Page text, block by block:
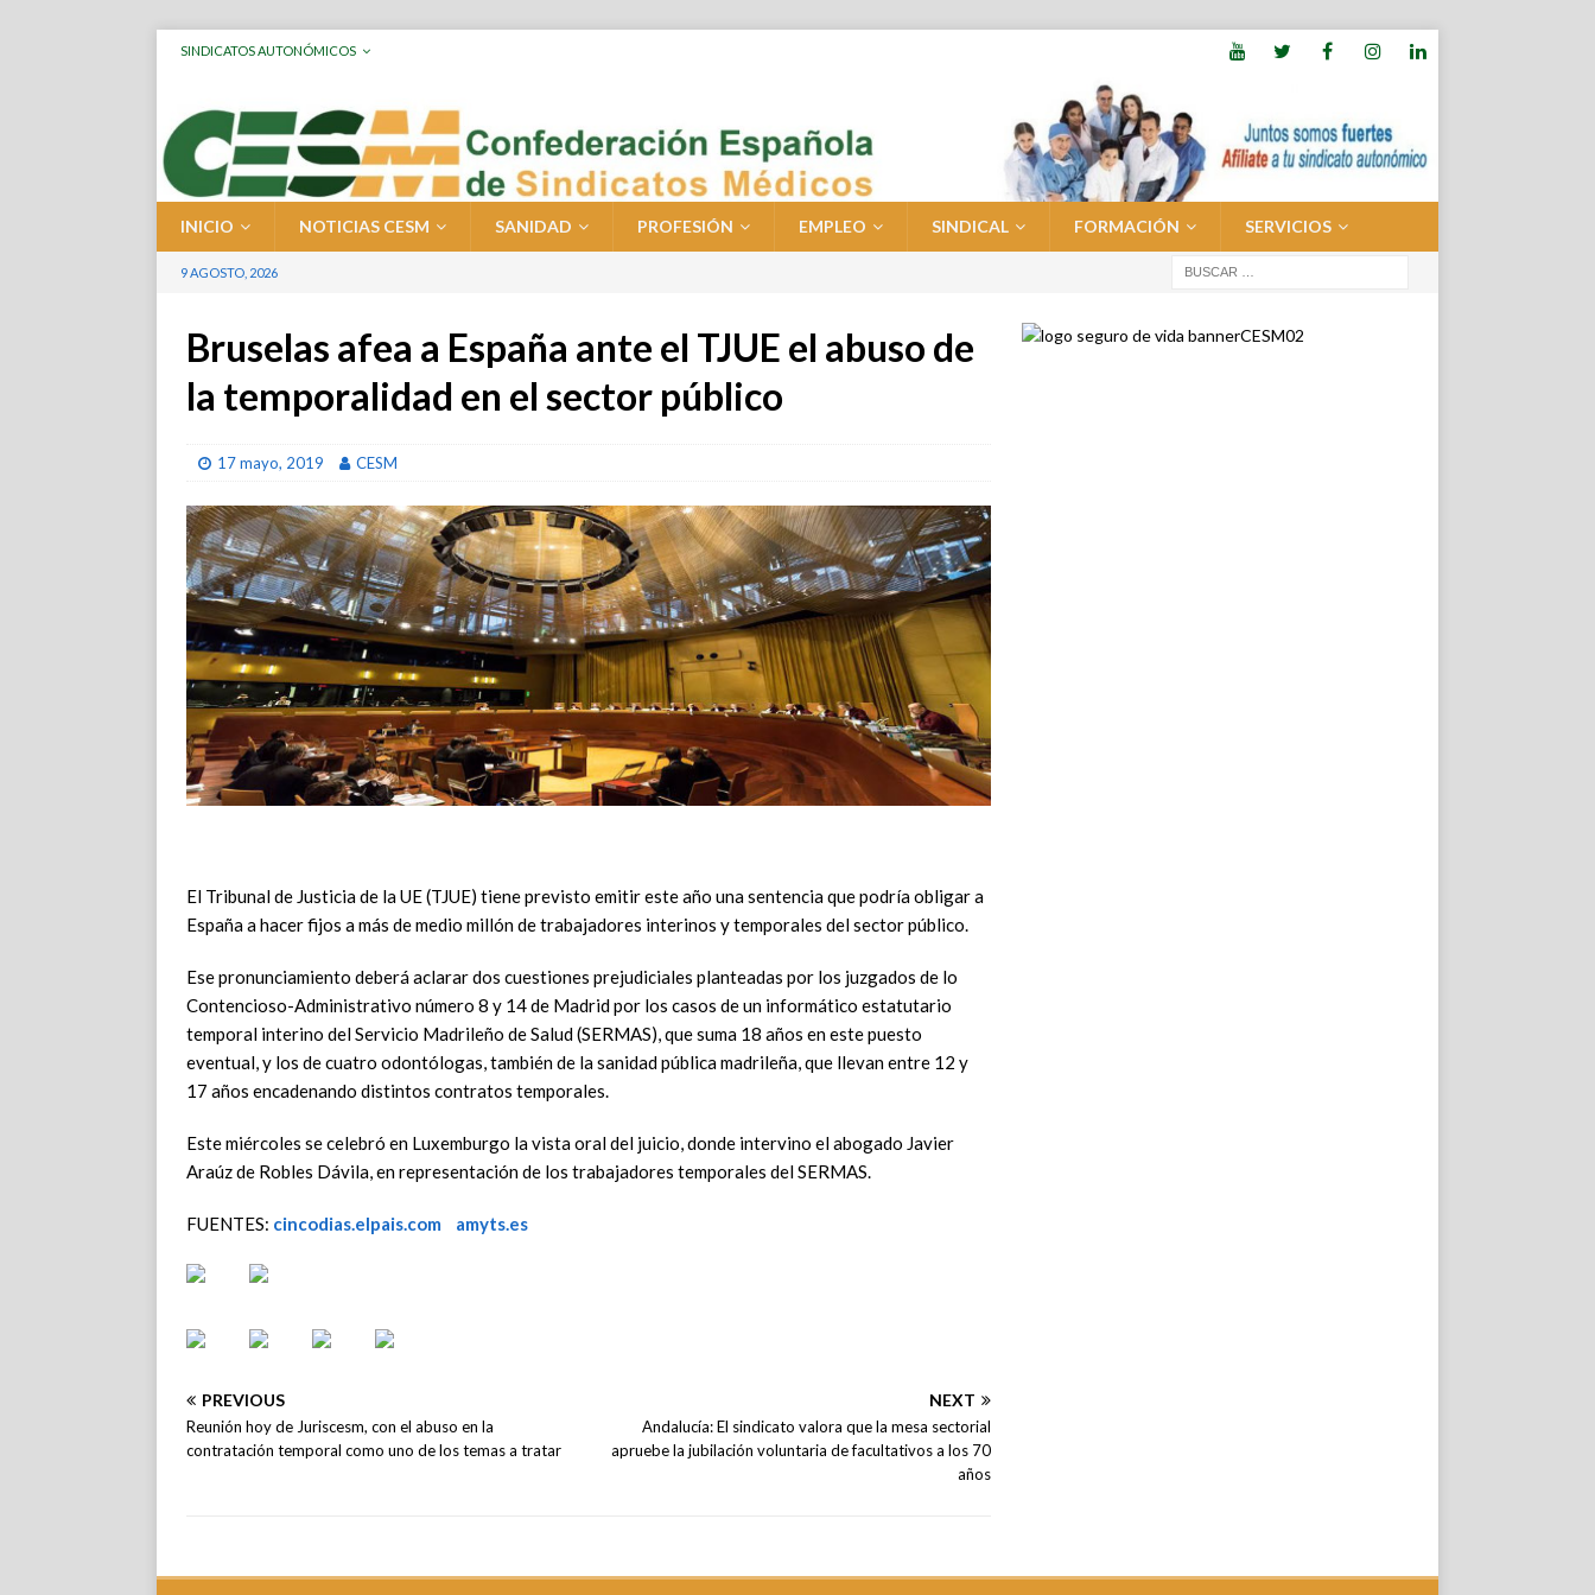
SINDICATOS AUTONÓMICOS
INICIO NOTICIAS CESM SANIDAD PROFESIÓN EMPLEO SINDICAL FORMACIÓN SERVICIOS
9 AGOSTO, 2026
Bruselas afea a España ante el TJUE el abuso de
la temporalidad en el sector público
17 mayo, 2019 CESM
El Tribunal de Justicia de la UE (TJUE) tiene previsto emitir este año una sentencia que podría obligar a
España a hacer fijos a más de medio millón de trabajadores interinos y temporales del sector público.
Ese pronunciamiento deberá aclarar dos cuestiones prejudiciales planteadas por los juzgados de lo
Contencioso-Administrativo número 8 y 14 de Madrid por los casos de un informático estatutario
temporal interino del Servicio Madrileño de Salud (SERMAS), que suma 18 años en este puesto
eventual, y los de cuatro odontólogas, también de la sanidad pública madrileña, que llevan entre 12 y
17 años encadenando distintos contratos temporales.
Este miércoles se celebró en Luxemburgo la vista oral del juicio, donde intervino el abogado Javier
Araúz de Robles Dávila, en representación de los trabajadores temporales del SERMAS.
FUENTES: cincodias.elpais.com amyts.es
PREVIOUS
Reunión hoy de Juriscesm, con el abuso en la
contratación temporal como uno de los temas a tratar
NEXT
Andalucía: El sindicato valora que la mesa sectorial
apruebe la jubilación voluntaria de facultativos a los 70
años